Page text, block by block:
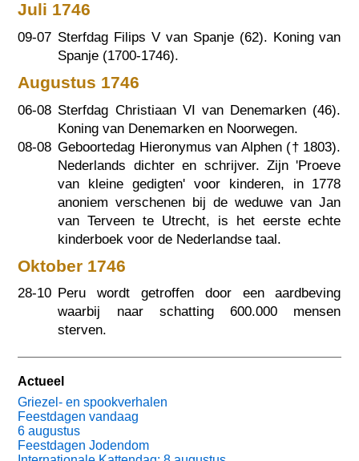
Juli 1746
09-07 Sterfdag Filips V van Spanje (62). Koning van
Spanje (1700-1746).
Augustus 1746
06-08 Sterfdag Christiaan VI van Denemarken (46).
Koning van Denemarken en Noorwegen.
08-08 Geboortedag Hieronymus van Alphen († 1803).
Nederlands dichter en schrijver. Zijn 'Proeve
van kleine gedigten' voor kinderen, in 1778
anoniem verschenen bij de weduwe van Jan
van Terveen te Utrecht, is het eerste echte
kinderboek voor de Nederlandse taal.
Oktober 1746
28-10 Peru wordt getroffen door een aardbeving
waarbij naar schatting 600.000 mensen
sterven.
Actueel
Griezel- en spookverhalen
Feestdagen vandaag
6 augustus
Feestdagen Jodendom